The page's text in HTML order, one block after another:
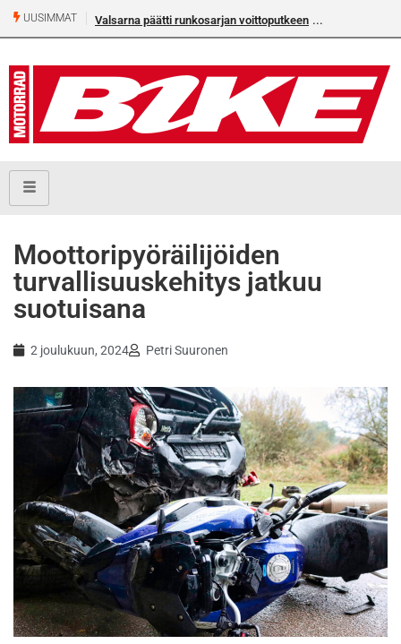
UUSIMMAT Valsarna päätti runkosarjan voittoputkeen
Moottoripyöräilijöiden
turvallisuuskehitys jatkuu
suotuisana
2 joulukuun, 2024 Petri Suuronen